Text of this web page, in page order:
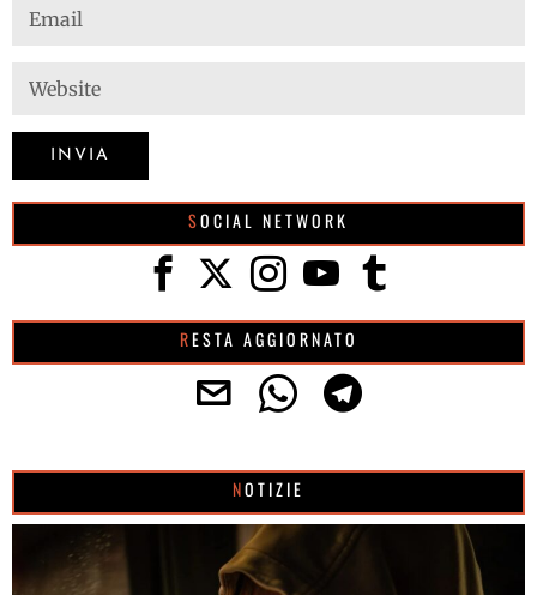
SOCIAL NETWORK
RESTA AGGIORNATO
NOTIZIE